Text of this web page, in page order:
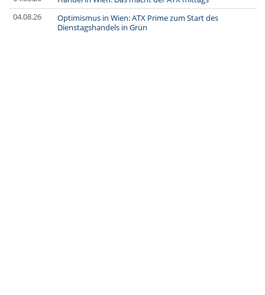
04.08.26
Optimismus in Wien: ATX Prime zum Start des
Dienstagshandels in Grün